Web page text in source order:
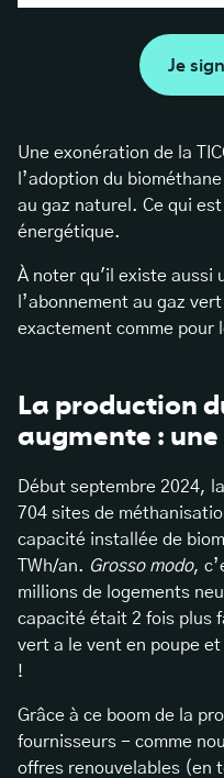
Je
Une exonération de la
l’adoption du
au gaz naturel. Ce qui
énergétique.
À noter qu'il existe aussi
l’abonnement au gaz
exactement comme pour
La production
augmente :
Début septembre 2024,
704 sites de
capacité installée de
TWh/an. Grosso modo,
millions de logements
capacité était 2 fois plus
vert a le vent en poupe
!
Grâce à ce boom de la
fournisseurs - comme
offres renouvelables (en